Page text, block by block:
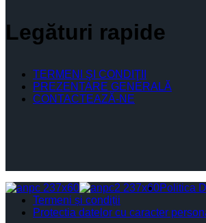
Legături rapide
TERMENI ŞI CONDIŢII
PREZENTARE GENERALĂ
CONTACTEAZĂ-NE
Politica
Termeni și condiții
Protectia datelor cu caracter